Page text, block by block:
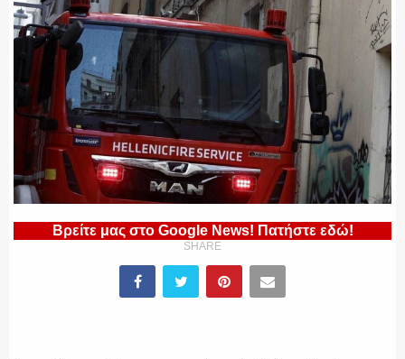
ΟΜΑΔΑ “Ζ”
ΕΚΑΜ
Βρείτε μας στο Google News! Πατήστε εδώ!
SHARE